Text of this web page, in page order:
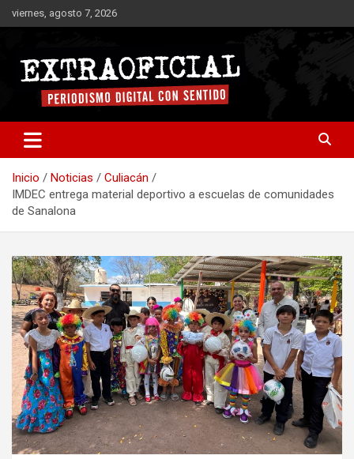
Saltar
al
viernes, agosto 7, 2026
Extraoficial
Inicio Noticias
Culiacán
IMDEC entrega material deportivo a escuelas de comunidades
de Sanalona